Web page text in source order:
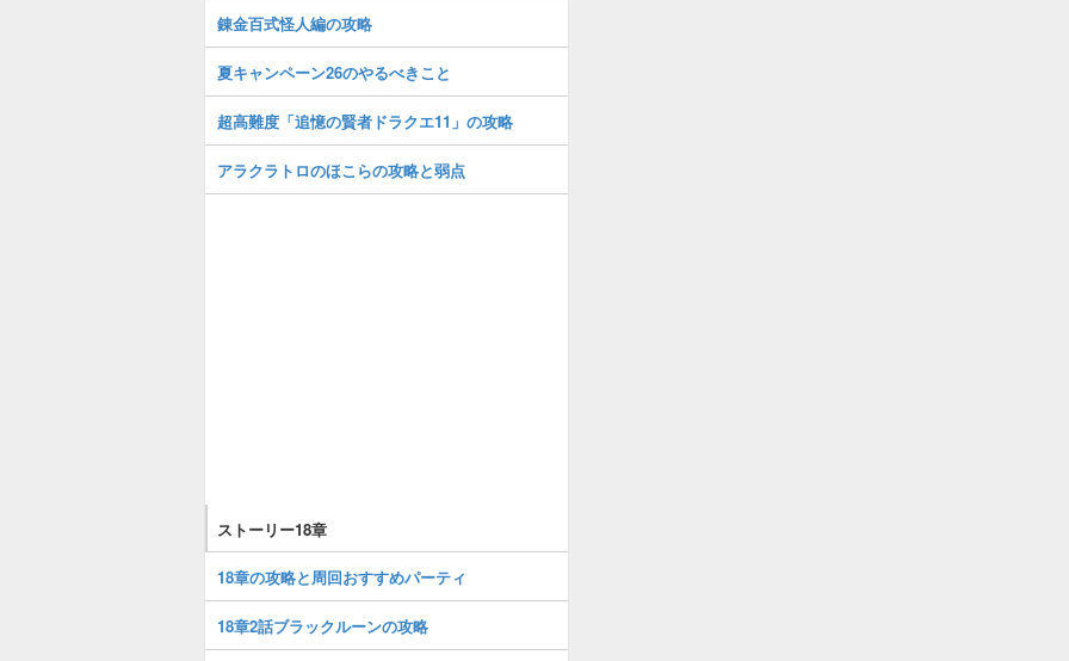
錬金百式怪人編の攻略
夏キャンペーン26のやるべきこと
超高難度「追憶の賢者ドラクエ11」の攻略
アラクラトロのほこらの攻略と弱点
ストーリー18章
18章の攻略と周回おすすめパーティ
18章2話ブラックルーンの攻略